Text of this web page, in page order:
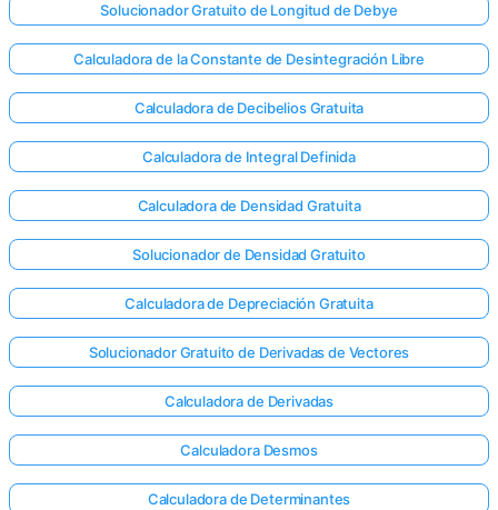
Solucionador Gratuito de Longitud de Debye
Calculadora de la Constante de Desintegración Libre
Calculadora de Decibelios Gratuita
Calculadora de Integral Definida
Calculadora de Densidad Gratuita
Solucionador de Densidad Gratuito
Calculadora de Depreciación Gratuita
Solucionador Gratuito de Derivadas de Vectores
Calculadora de Derivadas
Calculadora Desmos
Calculadora de Determinantes